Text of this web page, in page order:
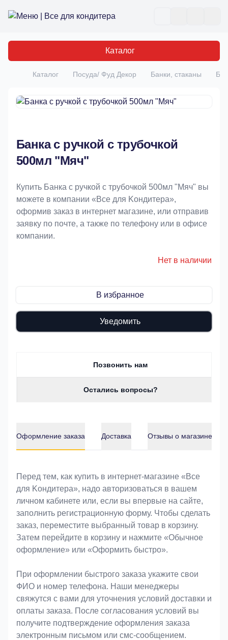
Все для кондитера
Каталог
Главная
Каталог Посуда/ Фуд Декор Банки, стаканы
Банка с ручкой с трубочкой
500мл "Мяч"
Купить Банка с ручкой с трубочкой 500мл "Мяч" вы
можете в компании «Bce для Koндитeрa»,
оформив заказ в интернет магазине, или отправив
заявку по почте, а также по телефону или в офисе
компании.
Нет в наличии
В избранное
Уведомить
Позвонить нам
Остались вопросы?
Оформление заказа Доставка Отзывы о магазине
Оформление заказа
Перед тем, как купить в интернет-магазине «Bce
для Koндитeрa», надо авторизоваться в вашем
личном кабинете или, если вы впервые на сайте,
заполнить регистрационную форму. Чтобы сделать
заказ, переместите выбранный товар в корзину.
Затем перейдите в корзину и нажмите «Обычное
оформление» или «Оформить быстро».
При оформлении быстрого заказа укажите свои
ФИО и номер телефона. Наши менеджеры
свяжутся с вами для уточнения условий доставки и
оплаты заказа. После согласования условий вы
получите подтверждение оформления заказа
электронным письмом или смс-сообщением.